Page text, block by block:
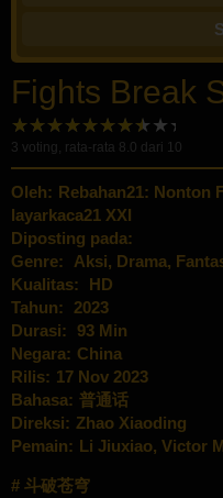
Fights Break
3 voting, rata-rata 8.0 dari 10
Oleh: Rebahan21: Nonton
layarkaca21 XXI
Diposting pada:
Genre:
Aksi, Drama,
Kualitas:
HD
Tahun:
2023
Durasi:
93 Min
Negara: China
Rilis: 17 Nov 2023
Bahasa: 普通话
Direksi: Zhao Xiaoding
Pemain: Li Jiuxiao, Victor
斗破苍穹